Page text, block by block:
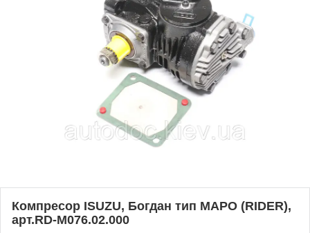
Компресор ISUZU, Богдан тип MAPO (RIDER),
арт.RD-M076.02.000